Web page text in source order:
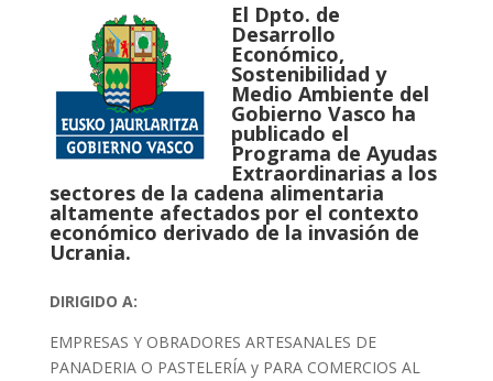
El Dpto. de
Desarrollo
Económico,
Sostenibilidad y
Medio Ambiente del
Gobierno Vasco ha
publicado el
Programa de Ayudas
Extraordinarias a los
sectores de la cadena alimentaria
altamente afectados por el contexto
económico derivado de la invasión de
Ucrania.
DIRIGIDO A:
EMPRESAS Y OBRADORES ARTESANALES DE
PANADERIA O PASTELERÍA y PARA COMERCIOS AL